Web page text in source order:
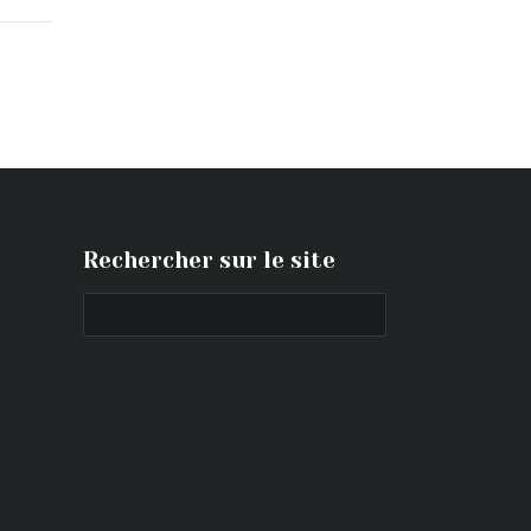
Rechercher sur le site